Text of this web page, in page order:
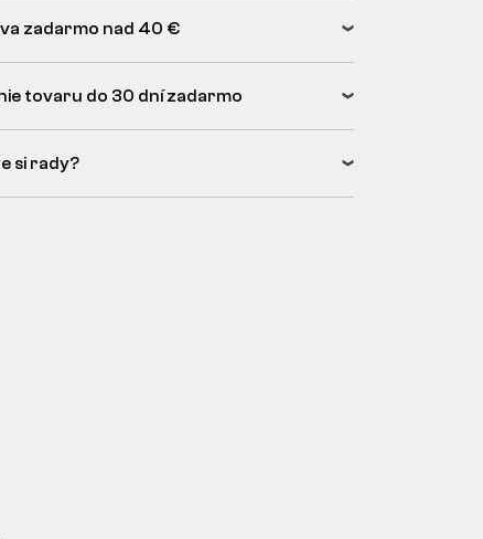
zadarmo nad 40 €
tovaru do 30 dní zadarmo
si rady?